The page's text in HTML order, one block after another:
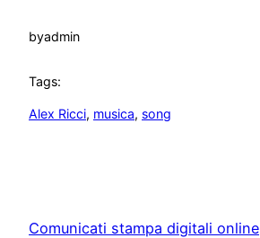
byadmin
Tags:
Alex Ricci, musica, song
Comunicati stampa digitali online